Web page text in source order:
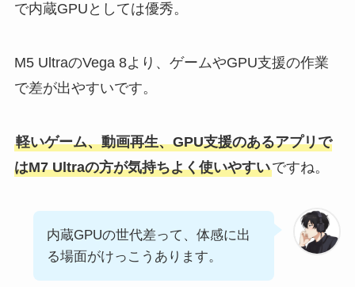
で内蔵GPUとしては優秀。
M5 UltraのVega 8より、ゲームやGPU支援の作業
で差が出やすいです。
軽いゲーム、動画再生、GPU支援のあるアプリで
はM7 Ultraの方が気持ちよく使いやすいですね。
内蔵GPUの世代差って、体感に出
る場面がけっこうあります。